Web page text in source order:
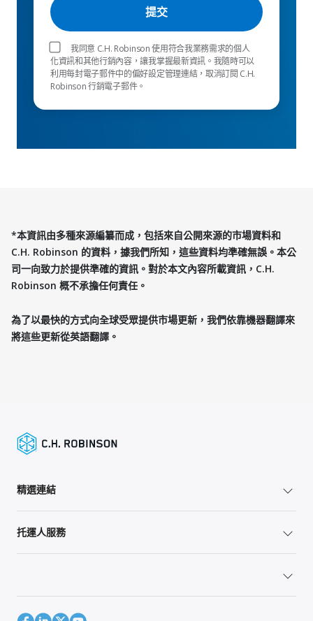
我同意 C.H. Robinson 使用符合我業務需求的個人
化資訊和其他行銷內容，讓我掌握最新資訊。我隨時可以
利用每封電子郵件中的偏好設定管理連結，取消訂閱 C.H.
Robinson 行銷電子郵件。
*本資訊由多種來源編纂而成，包括來自公開來源的市場資料和
C.H. Robinson 的資料，據我們所知，這些資料均準確無誤。本公
司一向致力於提供準確的資訊。對於本文內容所載資訊，C.H.
Robinson 概不承擔任何責任。
為了以最快的方式向全球受眾提供市場更新，我們依靠機器翻譯來
將這些更新從英語翻譯。
精選連結
托運人服務